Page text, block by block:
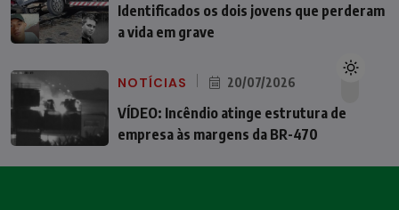
Identificados os dois jovens que perderam
a vida em grave
NOTÍCIAS 20/07/2026
VÍDEO: Incêndio atinge estrutura de
empresa às margens da BR-470